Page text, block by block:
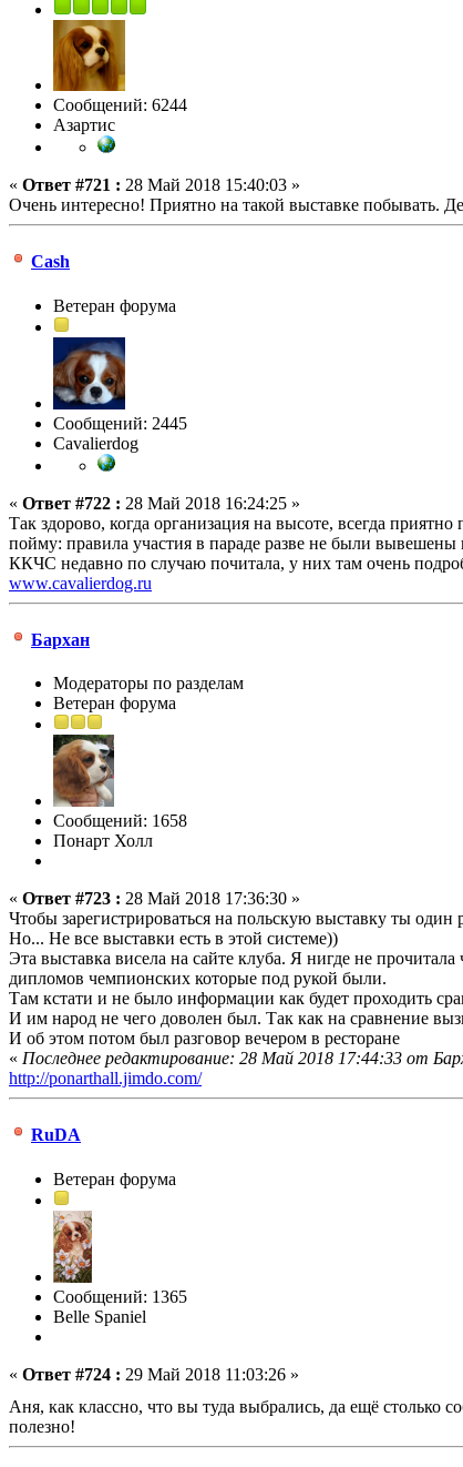
Сообщений: 6244
Азартис
« Ответ #721 : 28 Май 2018 15:40:03 »
Очень интересно! Приятно на такой выставке побывать.
Cash
Ветеран форума
Сообщений: 2445
Сavalierdog
« Ответ #722 : 28 Май 2018 16:24:25 »
Так здорово, когда организация на высоте, всегда
пойму: правила участия в параде разве не были
ККЧС недавно по случаю почитала, у них там очень
www.cavalierdog.ru
Бархан
Модераторы по разделам
Ветеран форума
Сообщений: 1658
Понарт Холл
« Ответ #723 : 28 Май 2018 17:36:30 »
Чтобы зарегистрироваться на польскую выставку ты
Но... Не все выставки есть в этой системе))
Эта выставка висела на сайте клуба. Я нигде не
дипломов чемпионских которые под рукой были.
Там кстати и не было информации как будет проходить
И им народ не чего доволен был. Так как на сравнение
И об этом потом был разговор вечером в ресторане
« Последнее редактирование: 28 Май 2018 17:44:33 от
http://ponarthall.jimdo.com/
RuDA
Ветеран форума
Сообщений: 1365
Belle Spaniel
« Ответ #724 : 29 Май 2018 11:03:26 »
Аня, как классно, что вы туда выбрались, да ещё столько
полезно!